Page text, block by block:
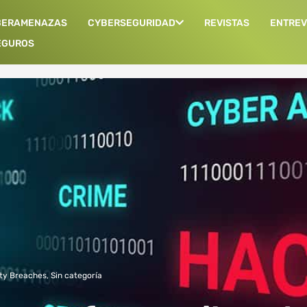
CYBERSEGURIDAD REVISTAS
Breaches, Sin categoría